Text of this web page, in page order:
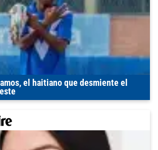
el haitiano que desmiente el